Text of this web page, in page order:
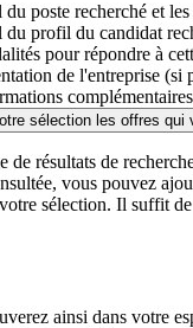
du poste recherché et
du profil du candidat
pour répondre à
de l'entreprise (si
sélection les offres qui
de résultats de
vous pouvez
sélection. Il suffit
ainsi dans votre